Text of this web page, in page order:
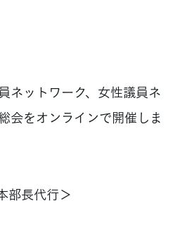
ネットワーク、女性議員ネ
会をオンラインで開催しま
部長代行＞